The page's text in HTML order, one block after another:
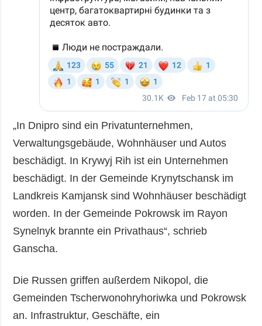
„In Dnipro sind ein Privatunternehmen,
Verwaltungsgebäude, Wohnhäuser und Autos
beschädigt. In Krywyj Rih ist ein Unternehmen
beschädigt. In der Gemeinde Krynytschansk im
Landkreis Kamjansk sind Wohnhäuser beschädigt
worden. In der Gemeinde Pokrowsk im Rayon
Synelnyk brannte ein Privathaus“, schrieb
Ganscha.
Die Russen griffen außerdem Nikopol, die
Gemeinden Tscherwonohryhoriwka und Pokrowsk
an. Infrastruktur, Geschäfte, ein